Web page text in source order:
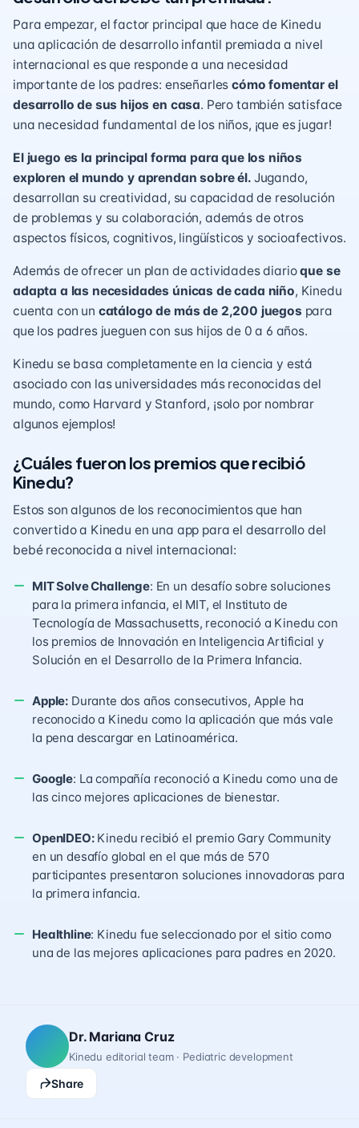
Para empezar, el factor principal que hace de Kinedu
una aplicación de desarrollo infantil premiada a nivel
internacional es que responde a una necesidad
importante de los padres: enseñarlescómo fomentar el
desarrollo de sus hijos en casa. Pero también satisface
una necesidad fundamental de los niños, ¡que es jugar!
El juego es la principal forma para que los niños
exploren el mundo y aprendan sobre él. Jugando,
desarrollan su creatividad, su capacidad de resolución
de problemas y su colaboración, además de otros
aspectos físicos, cognitivos, lingüísticos y socioafectivos.
Además de ofrecer un plan de actividades diarioque se
adapta a las necesidades únicas de cada niño, Kinedu
cuenta con un catálogo de más de 2,200 juegos para
que los padres jueguen con sus hijos de 0 a 6 años.
Kinedu se basa completamente en la ciencia y está
asociado con las universidades más reconocidas del
mundo, como Harvard y Stanford, ¡solo por nombrar
algunos ejemplos!
¿Cuáles fueron los premios que recibió
Kinedu?
Estos son algunos de los reconocimientos que han
convertido a Kinedu en una app para el desarrollo del
bebé reconocida a nivel internacional:
MIT Solve Challenge: En un desafío sobre soluciones
para la primera infancia, el MIT, el Instituto de
Tecnología de Massachusetts, reconoció a Kinedu con
los premios de Innovación en Inteligencia Artificial y
Solución en el Desarrollo de la Primera Infancia.
Apple: Durante dos años consecutivos, Apple ha
reconocido a Kinedu como la aplicación que más vale
la pena descargar en Latinoamérica.
Google: La compañía reconoció a Kinedu como una de
las cinco mejores aplicaciones de bienestar.
OpenIDEO:Kinedu recibió el premio Gary Community
en un desafío global en el que más de 570
participantes presentaron soluciones innovadoras para
la primera infancia.
Healthline: Kinedu fue seleccionado por el sitio como
una de las mejores aplicaciones para padres en 2020.
Dr. Mariana Cruz
Kinedu editorial team · Pediatric development
Share